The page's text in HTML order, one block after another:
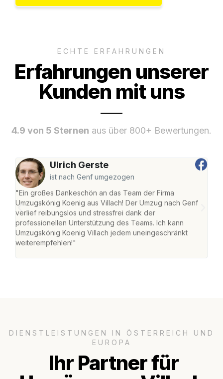
ECHTE ERFAHRUNGEN
Erfahrungen unserer
Kunden mit uns
4.9 von 5 Sternen aus über 800+ Bewertungen.
Ulrich Gerste
ist nach Genf umgezogen
"Ein großes Dankeschön an das Team der Firma
Umzugskönig Koenig aus Villach! Der Umzug nach Genf
verlief reibungslos und stressfrei dank der
professionellen Unterstützung des Teams. Ich kann
Umzugskönig Koenig Villach jedem uneingeschränkt
weiterempfehlen!"
DIENSTLEISTUNGEN IN ÖSTERREICH UND
EUROPA
Ihr Partner für